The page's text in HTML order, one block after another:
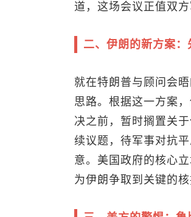
道，这场会议正值双
二、伊朗的新方案
就在特朗普与顾问会
思路。根据这一方案
决之前，暂时搁置关
续议题，待军事对抗
意。美国政府的核心
为伊朗争取到关键的核